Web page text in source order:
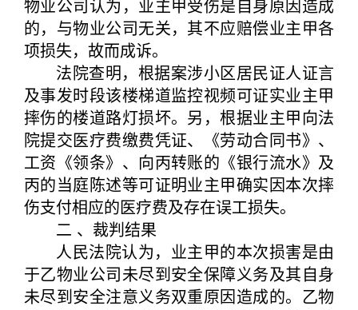
物业公司认为，业主甲受伤是自身原因造成
的，与物业公司无关，其不应赔偿业主甲各
项损失，故而成诉。
法院查明，根据案涉小区居民证人证言
及事发时段该楼梯道监控视频可证实业主甲
摔伤的楼道路灯损坏。另，根据业主甲向法
院提交医疗费缴费凭证、《劳动合同书》、
工资《领条》、向丙转账的《银行流水》及
丙的当庭陈述等可证明业主甲确实因本次摔
伤支付相应的医疗费及存在误工损失。
二 、裁判结果
人民法院认为，业主甲的本次损害是由
于乙物业公司未尽到安全保障义务及其自身
未尽到安全注意义务双重原因造成的。乙物